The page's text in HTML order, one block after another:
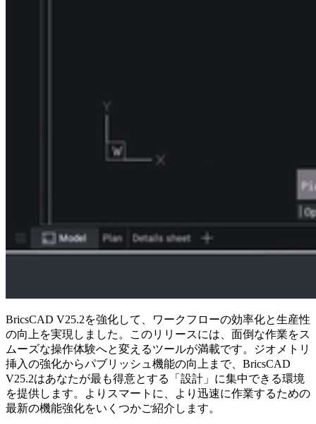
BricsCAD V25.2を強化して、ワークフローの効率化と生産性
の向上を実現しました。このリリースには、面倒な作業をス
ムーズな操作体験へと変えるツールが満載です。ジオメトリ
挿入の強化からパブリッシュ機能の向上まで、BricsCAD
V25.2はあなたが最も得意とする「設計」に集中できる環境
を提供します。よりスマートに、より迅速に作業するための
最新の機能強化をいくつかご紹介します。